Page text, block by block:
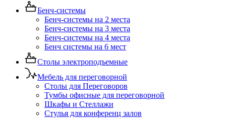
Бенч-системы
Бенч-системы на 2 места
Бенч-системы на 3 места
Бенч-системы на 4 места
Бенч системы на 6 мест
Столы электроподъемные
Мебель для переговорной
Столы для Переговоров
Тумбы офисные для переговорной
Шкафы и Стеллажи
Стулья для конференц залов